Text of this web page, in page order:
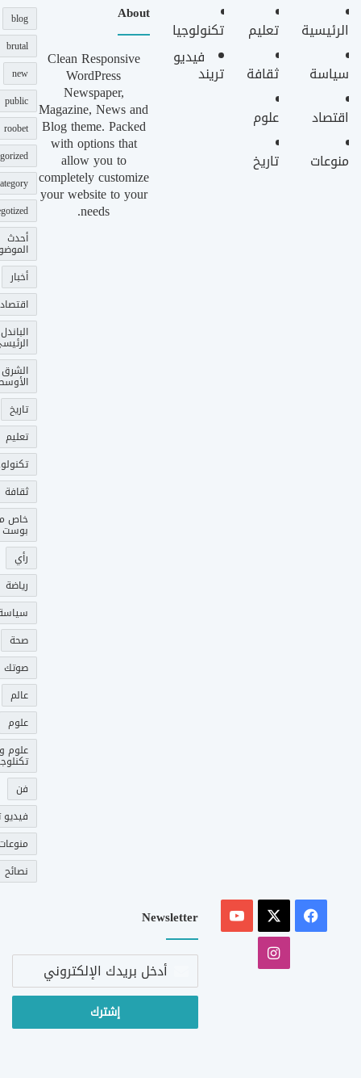
الرئيسية
سياسة
اقتصاد
منوعات
تعليم
ثقافة
علوم
تاريخ
تكنولوجيا
فيديو
تريند
About
Clean Responsive
WordPress
Newspaper,
Magazine, News and
Blog theme. Packed
with options that
allow you to
completely customize
your website to your
needs.
blog
brutal
new
public
roobet
أحدث
أخبار
اقتصاد
الباندل
الشرق
تاريخ
تعليم
ثقافة
خاص
بوست
رأي
رياضة
صحة
عالم
علوم
علوم و
فن
فيديو
نصائح
فيسبوك
‫YouTube
انستقرام
Newsletter
أدخل
الإلكتروني